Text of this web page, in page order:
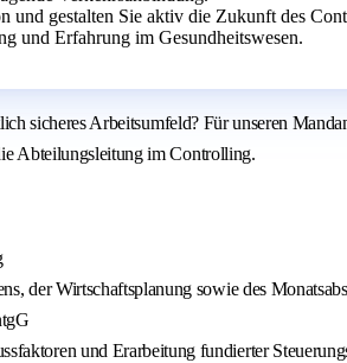
und gestalten Sie aktiv die Zukunft des
und Erfahrung im Gesundheitswesen.
sicheres Arbeitsumfeld? Für unseren
Abteilungsleitung im Controlling.
der Wirtschaftsplanung sowie des
und Erarbeitung fundierter